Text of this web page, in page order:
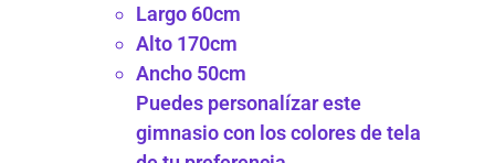
Largo 60cm
Alto 170cm
Ancho 50cm
Puedes personalízar este
gimnasio con los colores de tela